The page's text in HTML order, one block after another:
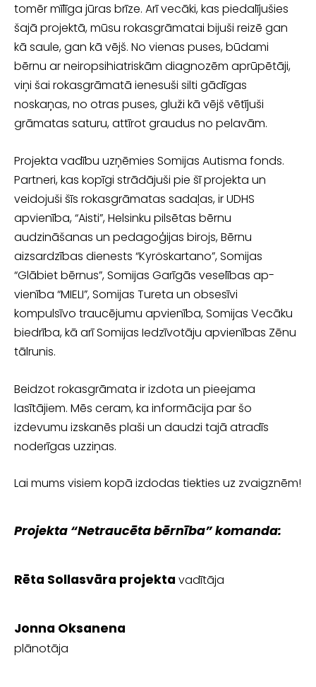
tomēr mīlīga jūras brīze. Arī vecāki, kas piedalījušies
šajā projektā, mūsu rokasgrāmatai bijuši reizē gan
kā saule, gan kā vējš. No vienas puses, būdami
bērnu ar neiropsihiatriskām diagnozēm aprūpētāji,
viņi šai rokasgrāmatā ienesuši silti gādīgas
noskaņas, no otras puses, gluži kā vējš vētījuši
grāmatas saturu, attīrot graudus no pelavām.
Projekta vadību uzņēmies Somijas Autisma fonds.
Partneri, kas kopīgi strādājuši pie šī projekta un
veidojuši šīs rokasgrāmatas sadaļas, ir UDHS
apvienība, “Aisti”, Helsinku pilsētas bērnu
audzināšanas un pedagoģijas birojs, Bērnu
aizsardzības dienests “Kyröskartano”, Somijas
“Glābiet bērnus”, Somijas Garīgās veselības ap­
vienība “MIELI”, Somijas Tureta un obsesīvi
kompulsīvo traucējumu apvienība, Somijas Vecāku
biedrība, kā arī Somijas Iedzīvotāju apvienības Zēnu
tālrunis.
Beidzot rokasgrāmata ir izdota un pieejama
lasītājiem. Mēs ceram, ka informācija par šo
izdevumu izskanēs plaši un daudzi tajā atradīs
noderīgas uzziņas.
Lai mums visiem kopā izdodas tiekties uz zvaigznēm!
Projekta “Netraucēta bērnība” komanda:
Rēta Sollasvāra projekta vadītāja
Jonna Oksanena
plānotāja